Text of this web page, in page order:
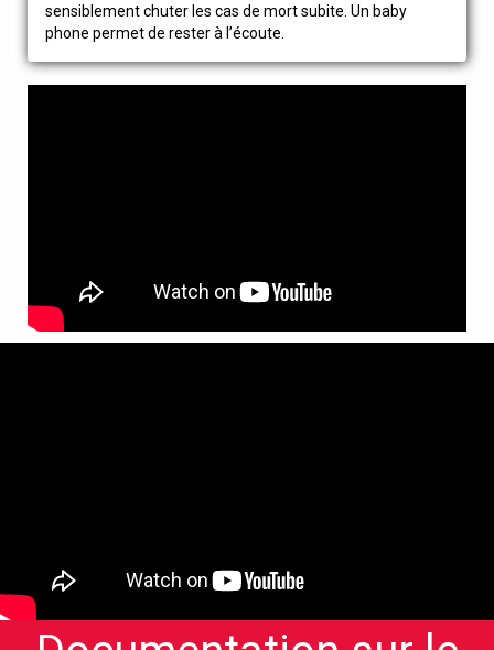
sensiblement chuter les cas de mort subite. Un baby
phone permet de rester à l’écoute.